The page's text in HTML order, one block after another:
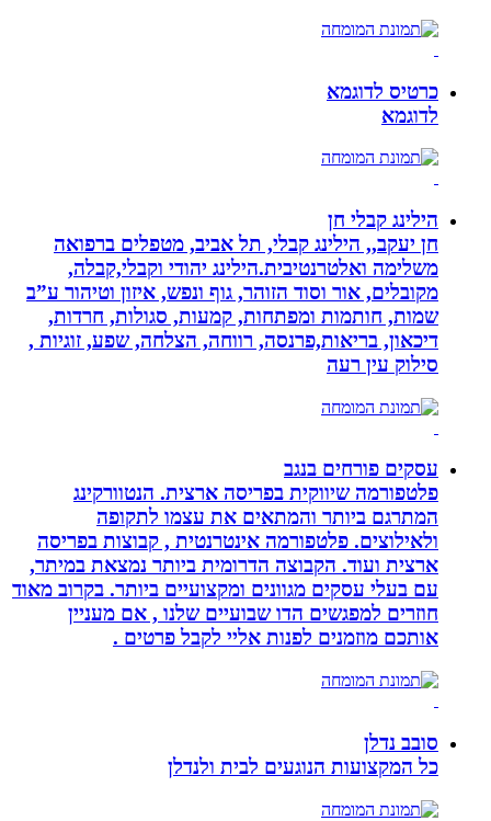
כרטיס לדוגמא
לדוגמא
הילינג קבלי חן
חן יעקב,, הילינג קבלי, תל אביב, מטפלים ברפואה
משלימה ואלטרנטיבית.הילינג יהודי וקבלי,קבלה,
מקובלים, אור וסוד הזוהר, גוף ונפש, איזון וטיהור ע”ב
שמות, חותמות ומפתחות, קמעות, סגולות, חרדות,
דיכאון, בריאות,פרנסה, רווחה, הצלחה, שפע, זוגיות ,
סילוק עין רעה
עסקים פורחים בנגב
פלטפורמה שיווקית בפריסה ארצית. הנטוורקינג
המתרגם ביותר והמתאים את עצמו לתקופה
ולאילוצים. פלטפורמה אינטרנטית , קבוצות בפריסה
ארצית ועוד. הקבוצה הדרומית ביותר נמצאת במיתר,
עם בעלי עסקים מגוונים ומקצועיים ביותר. בקרוב מאוד
חוזרים למפגשים הדו שבועיים שלנו , אם מעניין
אותכם מוזמנים לפנות אליי לקבל פרטים .
סובב נדלן
כל המקצועות הנוגעים לבית ולנדלן